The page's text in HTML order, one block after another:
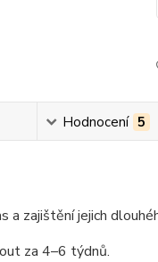
Hodnocení 5
a zajištění jejich
za 4–6 týdnů.